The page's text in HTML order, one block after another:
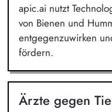
apic.ai nutzt
von Bienen und
entgegenzuwirken
fördern.
Ärzte gegen